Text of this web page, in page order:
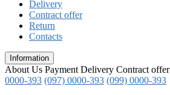
Delivery
Contract offer
Return
Contacts
Information
About Us Payment Delivery Contract offer
0000-393 (097) 0000-393 (099) 0000-393